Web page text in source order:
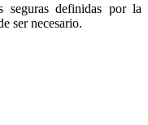
seguras definidas por la
ser necesario.